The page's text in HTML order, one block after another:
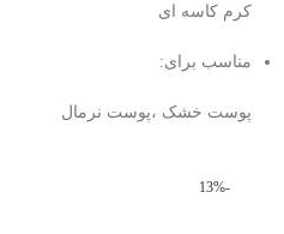
کرم کاسه ای
مناسب برای:
پوست خشک ،پوست نرمال
-13%